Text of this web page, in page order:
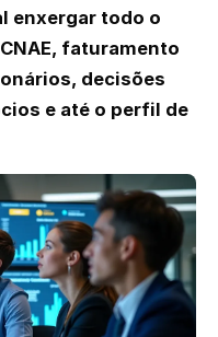
enxergar todo o
faturamento
decisões
e até o perfil de